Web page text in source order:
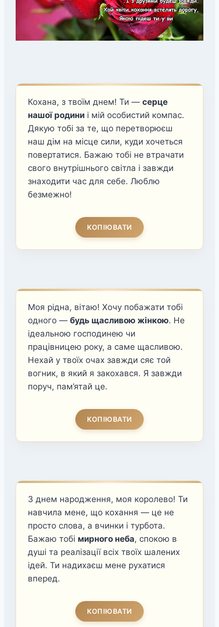
Кохана, з твоїм днем! Ти — серце
нашої родини і мій особистий компас.
Дякую тобі за те, що перетворюєш
наш дім на місце сили, куди хочеться
повертатися. Бажаю тобі не втрачати
свого внутрішнього світла і завжди
знаходити час для себе. Люблю
безмежно!
КОПІЮВАТИ
Моя рідна, вітаю! Хочу побажати тобі
одного — будь щасливою жінкою. Не
ідеальною господинею чи
працівницею року, а саме щасливою.
Нехай у твоїх очах завжди сяє той
вогник, в який я закохався. Я завжди
поруч, пам’ятай це.
КОПІЮВАТИ
З днем народження, моя королево! Ти
навчила мене, що кохання — це не
просто слова, а вчинки і турбота.
Бажаю тобі мирного неба, спокою в
душі та реалізації всіх твоїх шалених
ідей. Ти надихаєш мене рухатися
вперед.
КОПІЮВАТИ